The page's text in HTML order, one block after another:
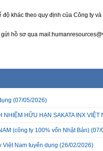
khác theo quy định của Công ty và
hồ sơ qua
(07/05/2026)
NHIỆM HỮU HẠN SAKATA INX
(công ty 100% vốn Nhật Bản) (07/
Việt Nam tuyển dụng (26/02/2026)